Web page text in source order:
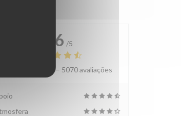
4.6 /5
Avaliação média — 5070 avaliações